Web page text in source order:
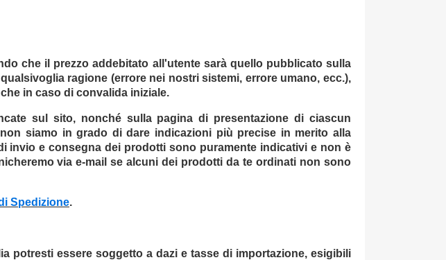
che il prezzo addebitato all'utente sarà quello pubblicato sulla
ragione (errore nei nostri sistemi, errore umano, ecc.),
in caso di convalida iniziale.
sul sito, nonché sulla pagina di presentazione di ciascun
siamo in grado di dare indicazioni più precise in merito alla
invio e consegna dei prodotti sono puramente indicativi e non è
via e-mail se alcuni dei prodotti da te ordinati non sono
Spedizione.
potresti essere soggetto a dazi e tasse di importazione, esigibili